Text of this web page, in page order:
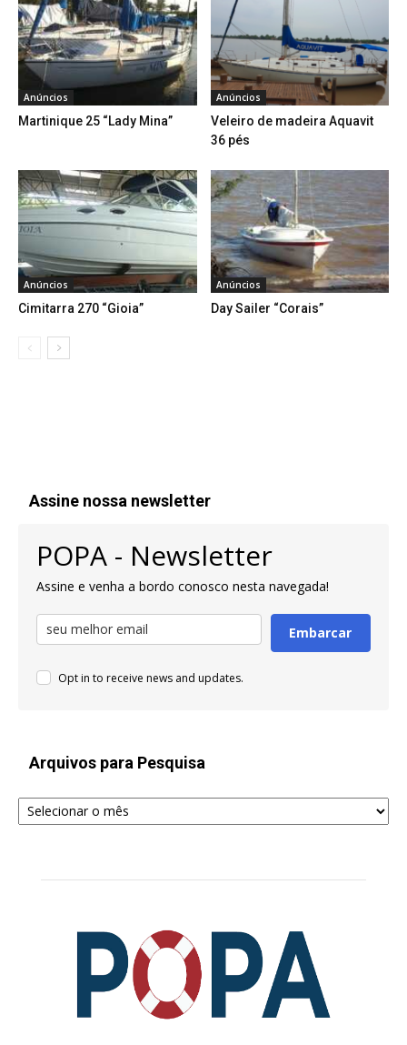
Anúncios
Martinique 25 “Lady Mina”
Anúncios
Veleiro de madeira Aquavit
36 pés
Anúncios
Cimitarra 270 “Gioia”
Anúncios
Day Sailer “Corais”
Assine nossa newsletter
POPA - Newsletter
Assine e venha a bordo conosco nesta navegada!
Embarcar
Opt in to receive news and updates.
Arquivos para Pesquisa
Arquivos
para